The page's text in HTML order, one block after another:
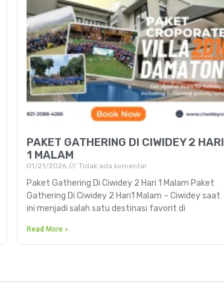
PAKET GATHERING DI CIWIDEY 2 HARI
1 MALAM
01/21/2026 Tidak ada komentar
Paket Gathering Di Ciwidey 2 Hari 1 Malam Paket
Gathering Di Ciwidey 2 Hari1 Malam – Ciwidey saat
ini menjadi salah satu destinasi favorit di
Read More »